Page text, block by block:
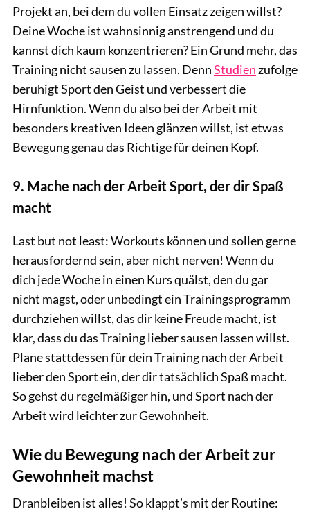
Projekt an, bei dem du vollen Einsatz zeigen willst?
Deine Woche ist wahnsinnig anstrengend und du
kannst dich kaum konzentrieren? Ein Grund mehr, das
Training nicht sausen zu lassen. DennStudienzufolge
beruhigt Sport den Geist und verbessert die
Hirnfunktion. Wenn du also bei der Arbeit mit
besonders kreativen Ideen glänzen willst, ist etwas
Bewegung genau das Richtige für deinen Kopf.
9. Mache nach der Arbeit Sport, der dir Spaß
macht
Last but not least: Workouts können und sollen gerne
herausfordernd sein, aber nicht nerven! Wenn du
dich jede Woche in einen Kurs quälst, den du gar
nicht magst, oder unbedingt ein Trainingsprogramm
durchziehen willst, das dir keine Freude macht, ist
klar, dass du das Training lieber sausen lassen willst.
Plane stattdessen für dein Training nach der Arbeit
lieber den Sport ein, der dir tatsächlich Spaß macht.
So gehst du regelmäßiger hin, und Sport nach der
Arbeit wird leichter zur Gewohnheit.
Wie du Bewegung nach der Arbeit zur
Gewohnheit machst
Dranbleiben ist alles! So klappt’s mit der Routine: